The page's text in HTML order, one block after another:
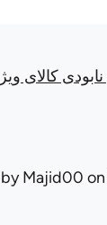
کالای
Majid00